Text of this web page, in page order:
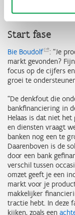
Start fase
Bie Boudolf
: “Je
markt gevonden?
focus op de cijfers
groei te
“De denkfout die
bankfinanciering in
Helaas is dat niet
en diensten vraagt
banken nog een te
Daarenboven is de
door een bank
verschil tussen
omzet geeft je een
markt voor je
makkelijker
tractie hebt. In deze
kijken, zoals een